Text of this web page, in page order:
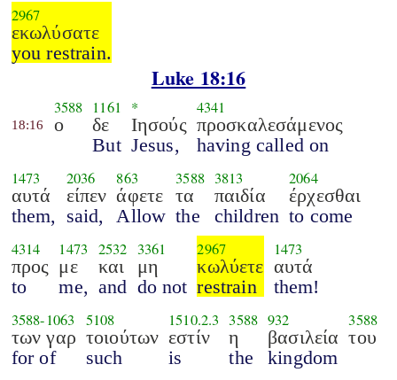
2967
εκωλύσατε
you restrain.
Luke 18:16
18:16
3588
ο
1161
δε
But
*
Ιησούς
Jesus,
4341
προσκαλεσάμενος
having called on
1473
αυτά
them,
2036
είπεν
said,
863
άφετε
Allow
3588
τα
the
3813
παιδία
children
2064
έρχεσθαι
to come
4314
προς
to
1473
με
me,
2532
και
and
3361
μη
do not
2967
κωλύετε
restrain
1473
αυτά
them!
3588-1063
των γαρ
for of
5108
τοιούτων
such
1510.2.3
εστίν
is
3588
η
the
932
βασιλεία
kingdom
3588
του